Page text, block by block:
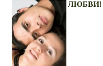
ЛЮБВИ!